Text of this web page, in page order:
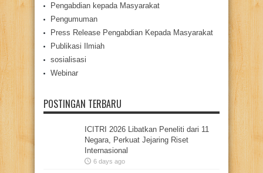
Pengabdian kepada Masyarakat
Pengumuman
Press Release Pengabdian Kepada Masyarakat
Publikasi Ilmiah
sosialisasi
Webinar
POSTINGAN TERBARU
ICITRI 2026 Libatkan Peneliti dari 11
Negara, Perkuat Jejaring Riset
Internasional
6 days ago